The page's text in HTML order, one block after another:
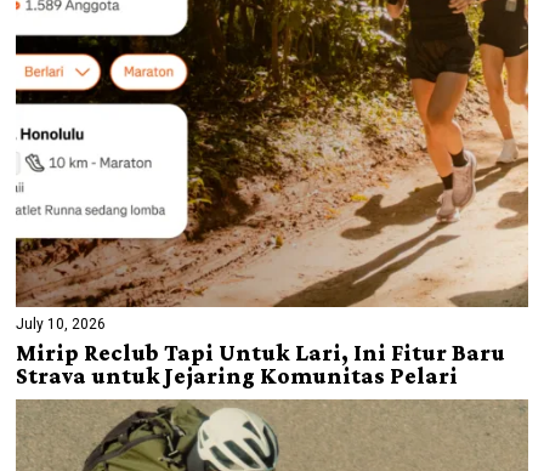
July 10, 2026
Mirip Reclub Tapi Untuk Lari, Ini Fitur Baru
Strava untuk Jejaring Komunitas Pelari